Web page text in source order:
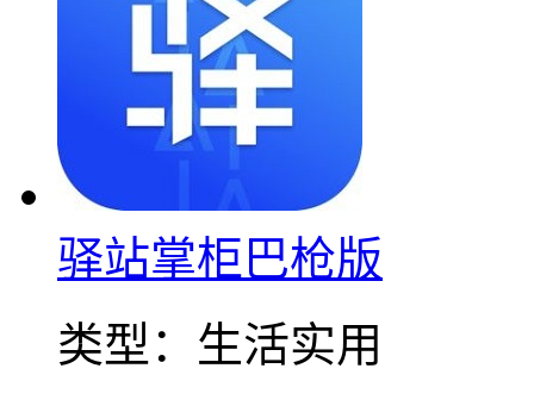
驿站掌柜巴枪版
类型： 生活实用